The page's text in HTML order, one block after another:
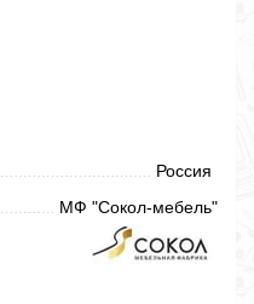
Россия
МФ "Сокол-мебель"